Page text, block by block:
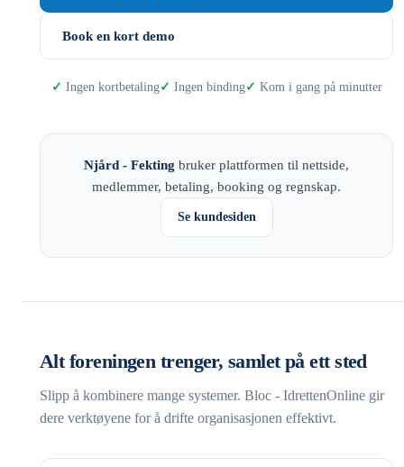
Book en kort demo
Ingen kortbetaling Ingen binding Kom i gang på minutter
Njård - Fekting bruker plattformen til nettside,
medlemmer, betaling, booking og regnskap.
Se kundesiden
Alt foreningen trenger, samlet på ett sted
Slipp å kombinere mange systemer. Bloc - IdrettenOnline gir
dere verktøyene for å drifte organisasjonen effektivt.